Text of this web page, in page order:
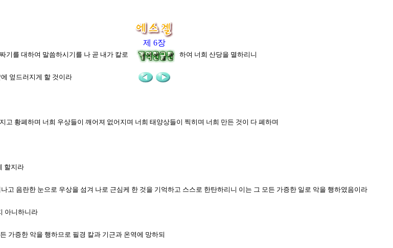
제 6장
를 대하여 말씀하시기를 나 곧 내가 칼로 너희에게 임하게 하여 너희 산당을 멸하리니
엎드러지게 할 것이라
황폐하며 너희 우상들이 깨어져 없어지며 너희 태양상들이 찍히며 너희 만든 것이 다 폐하며
할지라
음란한 눈으로 우상을 섬겨 나로 근심케 한 것을 기억하고 스스로 한탄하리니 이는 그 모든 가증한 일로 악을 행하였음이라
아니하니라
가증한 악을 행하므로 필경 칼과 기근과 온역에 망하되